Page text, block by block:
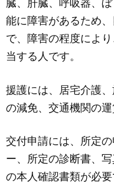
o
k
臓、肝臓、呼吸器、
能に障害があるため
で、障害の程度によ
当する人です。
援護には、居宅介護
の減免、交通機関の運
交付申請には、所定
ー、所定の診断書、
の本人確認書類が必要